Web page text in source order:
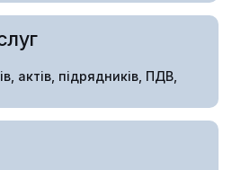
актів, підрядників, ПДВ,